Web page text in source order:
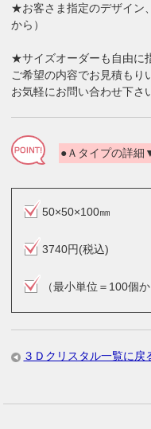
★お客さま指定のデザイン
から）
★サイズオーダーも自由に
ご希望の内容でお見積もり
お気軽にお問い合わせ下さ
●Ａタイプの詳
50×50×100㎜
3740円(税込)
（最小単位＝100個か
３Ｄクリスタル一覧に戻